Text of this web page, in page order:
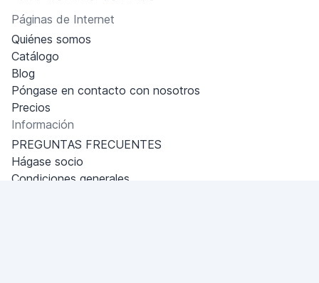
Páginas de Internet
Quiénes somos
Catálogo
Blog
Póngase en contacto con nosotros
Precios
Información
PREGUNTAS FRECUENTES
Hágase socio
Condiciones generales